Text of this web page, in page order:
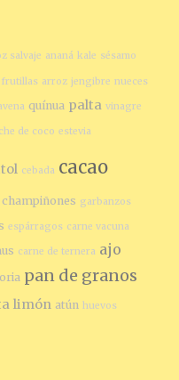
salvaje ananá kale sésamo
frutillas arroz jengibre nueces
quínua palta vinagre
de coco estevia
cebada cacao
champiñones garbanzos
espárragos carne vacuna
carne de ternera ajo
pan de granos
limón atún huevos